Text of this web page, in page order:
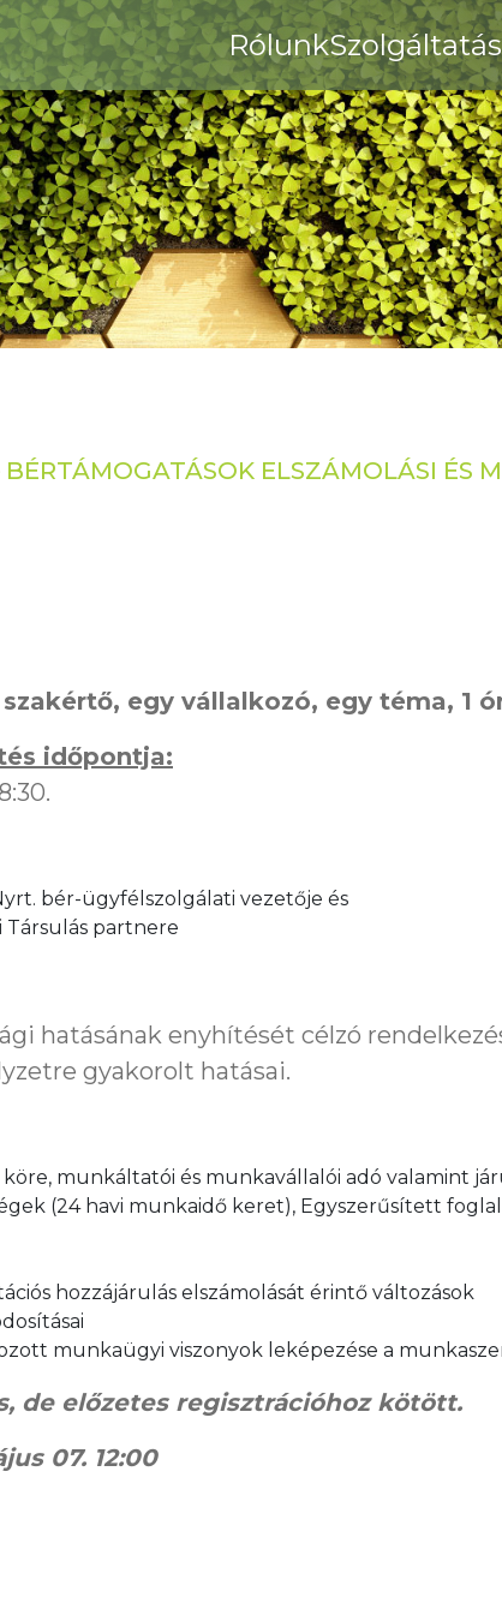
Rólunk
ELSZÁMOLÁSI ÉS
egy vállalkozó, egy téma, 1
időpontja:
bér-ügyfélszolgálati vezetője és
Társulás partnere
hatásának enyhítését célzó
gyakorolt hatásai.
munkáltatói és munkavállalói adó valamint
(24 havi munkaidő keret), Egyszerűsített
hozzájárulás elszámolását érintő változások
munkaügyi viszonyok leképezése a
de előzetes regisztrációhoz kötött.
07. 12:00